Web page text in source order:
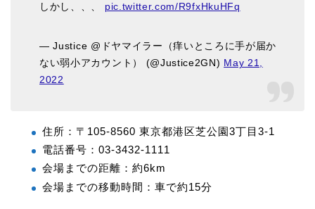
しかし、、、 pic.twitter.com/R9fxHkuHFq
— Justice @ドヤマイラー（痒いところに手が届か
ない弱小アカウント） (@Justice2GN) May 21,
2022
住所：〒105-8560 東京都港区芝公園3丁目3-1
電話番号：03-3432-1111
会場までの距離：約6km
会場までの移動時間：車で約15分